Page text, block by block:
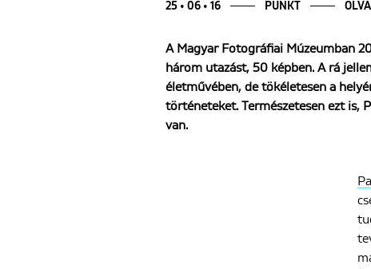
25 • 06 • 16 PUNKT
A Magyar Fotográfiai Múzeumban
három utazást, 50 képben. A rá
életművében, de tökéletesen a
történeteket. Természetesen ezt is,
van.